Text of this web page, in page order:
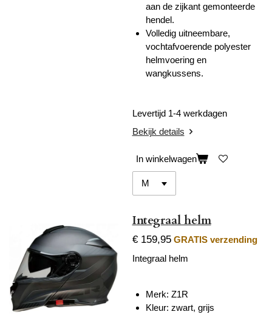
aan de zijkant gemonteerde
hendel.
Volledig uitneembare,
vochtafvoerende polyester
helmvoering en
wangkussens.
Levertijd 1-4 werkdagen
Bekijk details
In winkelwagen
Integraal helm
€ 159,95 GRATIS verzending
Integraal helm
Merk: Z1R
Kleur: zwart, grijs